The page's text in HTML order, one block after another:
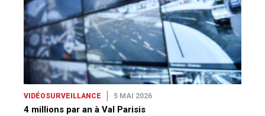
VIDÉOSURVEILLANCE 5 MAI 2026
4 millions par an à Val Parisis